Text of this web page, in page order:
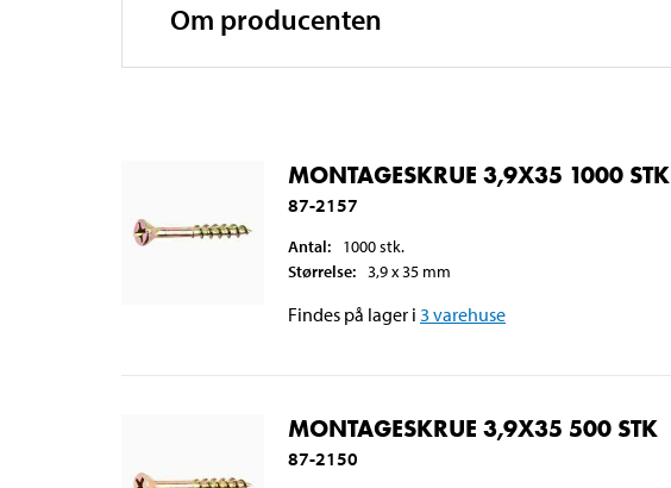
Om producenten
MONTAGESKRUE 3,9X35 1000 STK
87-2157
Antal: 1000stk.
Størrelse: 3,9 x 35 mm
Findes på lager i 3 varehuse
MONTAGESKRUE 3,9X35 500 STK
87-2150